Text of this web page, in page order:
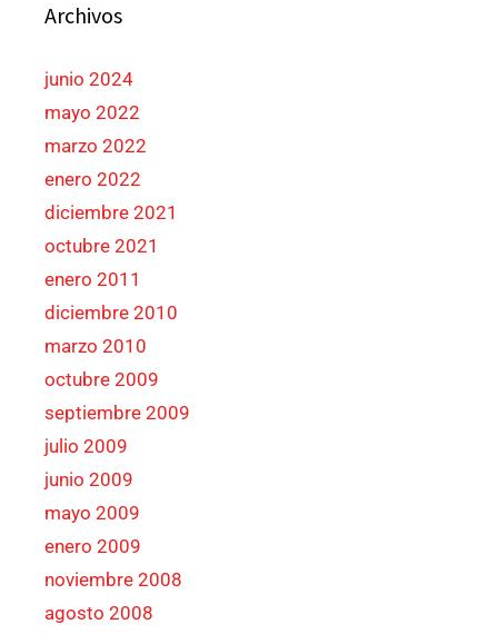
Archivos
junio 2024
mayo 2022
marzo 2022
enero 2022
diciembre 2021
octubre 2021
enero 2011
diciembre 2010
marzo 2010
octubre 2009
septiembre 2009
julio 2009
junio 2009
mayo 2009
enero 2009
noviembre 2008
agosto 2008